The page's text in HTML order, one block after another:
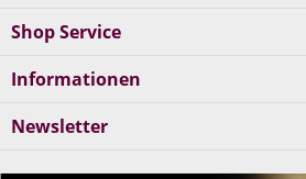
Shop Service
Informationen
Newsletter